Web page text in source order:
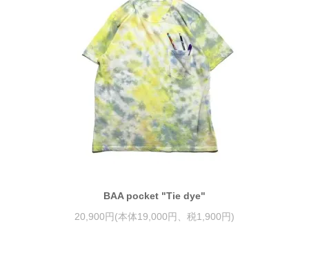
BAA pocket "Tie dye"
20,900円(本体19,000円、税1,900円)